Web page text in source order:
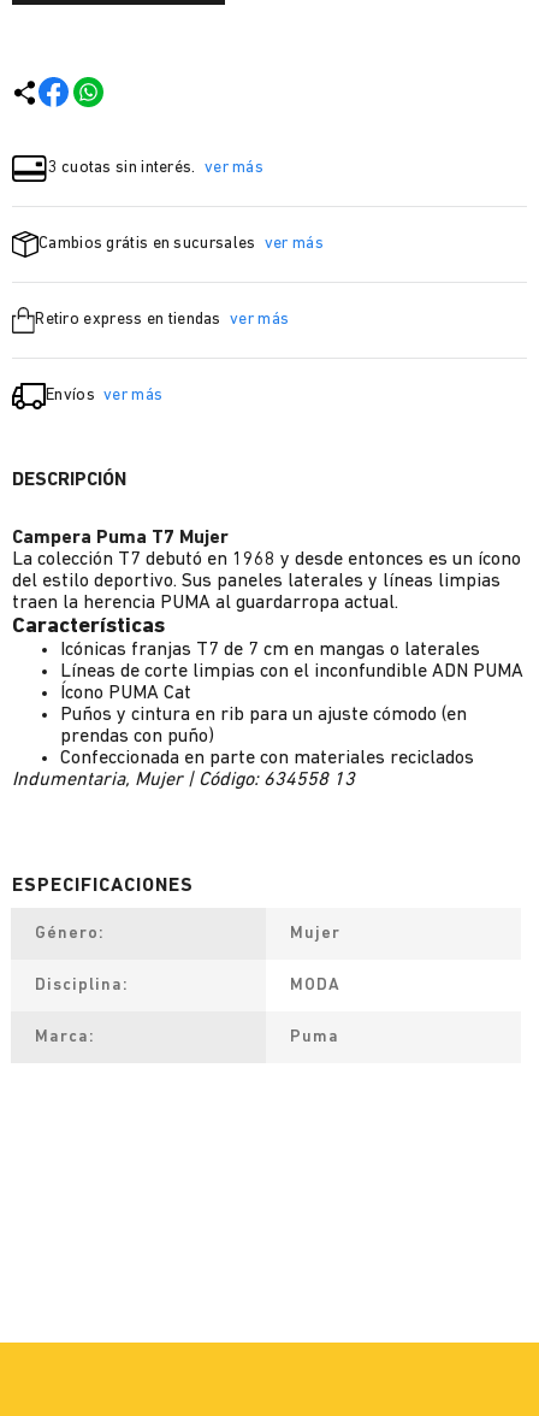
3 cuotas sin interés. ver más
Cambios grátis en sucursales ver más
Retiro express en tiendas ver más
Envíos ver más
DESCRIPCIÓN
Campera Puma T7 Mujer
La colección T7 debutó en 1968 y desde entonces es un ícono
del estilo deportivo. Sus paneles laterales y líneas limpias
traen la herencia PUMA al guardarropa actual.
Características
Icónicas franjas T7 de 7 cm en mangas o laterales
Líneas de corte limpias con el inconfundible ADN PUMA
Ícono PUMA Cat
Puños y cintura en rib para un ajuste cómodo (en
prendas con puño)
Confeccionada en parte con materiales reciclados
Indumentaria, Mujer | Código: 634558 13
Género Mujer
Disciplina MODA
Marca Puma